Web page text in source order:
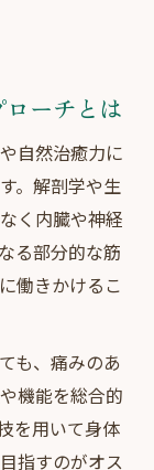
ーチとは
自然治癒力に
。解剖学や生
く内臓や神経
る部分的な筋
働きかけるこ
も、痛みのあ
機能を総合的
を用いて身体
指すのがオス